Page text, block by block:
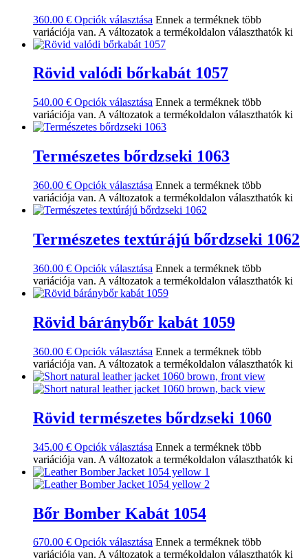
360.00 € Opciók választása Ennek a terméknek több
variációja van. A változatok a termékoldalon választhatók ki
Rövid valódi bőrkabát 1057
540.00 € Opciók választása Ennek a terméknek több
variációja van. A változatok a termékoldalon választhatók ki
Természetes bőrdzseki 1063
360.00 € Opciók választása Ennek a terméknek több
variációja van. A változatok a termékoldalon választhatók ki
Természetes textúrájú bőrdzseki 1062
360.00 € Opciók választása Ennek a terméknek több
variációja van. A változatok a termékoldalon választhatók ki
Rövid báránybőr kabát 1059
360.00 € Opciók választása Ennek a terméknek több
variációja van. A változatok a termékoldalon választhatók ki
Rövid természetes bőrdzseki 1060
345.00 € Opciók választása Ennek a terméknek több
variációja van. A változatok a termékoldalon választhatók ki
Bőr Bomber Kabát 1054
670.00 € Opciók választása Ennek a terméknek több
variációja van. A változatok a termékoldalon választhatók ki